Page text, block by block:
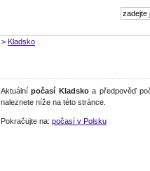
> Kladsko
Aktuálnípočasí Kladskoa předpověď
naleznete níže na této stránce.
Pokračujte na: počasí v Polsku